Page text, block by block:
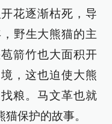
花逐渐枯死，导
野生大熊猫的主
箭竹也大面积开
，这也迫使大熊
粮。马文革也就
保护的故事。